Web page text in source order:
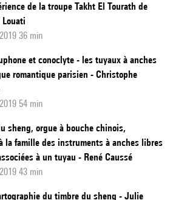
de la troupe Takht El Tourath de
Louati
36 min
et conoclyte - les tuyaux à anches
romantique parisien - Christophe
54 min
sheng, orgue à bouche chinois,
la famille des instruments à anches libres
à un tuyau - René Caussé
43 min
du timbre du sheng - Julie